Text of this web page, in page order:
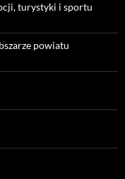
turystyki i sportu
powiatu